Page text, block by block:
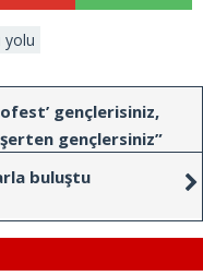
yolu
gençlerisiniz,
gençlersiniz”
buluştu